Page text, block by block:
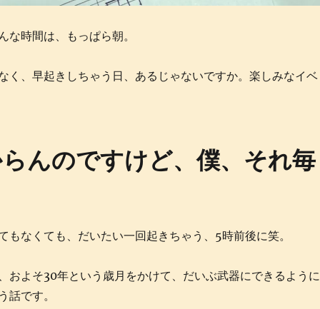
な時間は、もっぱら朝。
く、早起きしちゃう日、あるじゃないですか。楽しみなイベ
んのですけど、僕、それ毎
もなくても、だいたい一回起きちゃう、5時前後に笑。
およそ30年という歳月をかけて、だいぶ武器にできるように
話です。